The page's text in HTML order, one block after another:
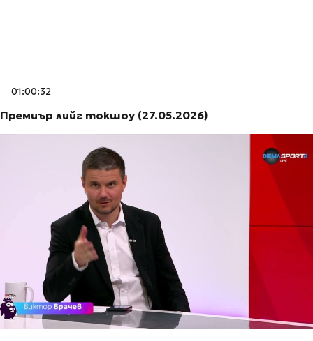
01:00:32
Премиър лийг токшоу (27.05.2026)